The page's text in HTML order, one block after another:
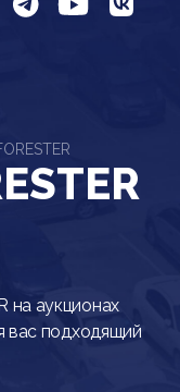
на аукционах
вас подходящий